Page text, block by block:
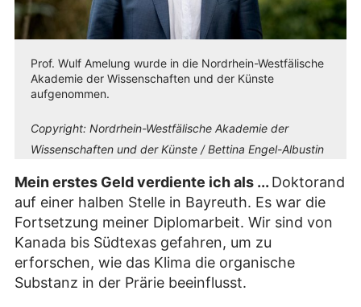
Prof. Wulf Amelung wurde in die Nordrhein-Westfälische
Akademie der Wissenschaften und der Künste
aufgenommen.
Copyright: Nordrhein-Westfälische Akademie der
Wissenschaften und der Künste / Bettina Engel-Albustin
Mein erstes Geld verdiente ich als ... Doktorand
auf einer halben Stelle in Bayreuth. Es war die
Fortsetzung meiner Diplomarbeit. Wir sind von
Kanada bis Südtexas gefahren, um zu
erforschen, wie das Klima die organische
Substanz in der Prärie beeinflusst.